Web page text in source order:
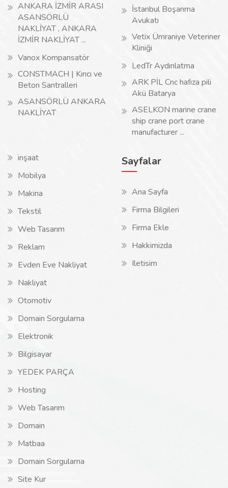
ANKARA İZMİR ARASI
ASANSÖRLÜ
NAKLİYAT , ANKARA
İZMİR NAKLİYAT ...
Vanox Kompansatör
CONSTMACH | Kırıcı ve
Beton Santralleri
ASANSÖRLÜ ANKARA
NAKLİYAT
İstanbul Boşanma
Avukatı
Vetix Ümraniye Veteriner
Kliniği
LedTr Aydınlatma
ARK PİL Cnc hafıza pili
Akü Batarya
ASELKON marine crane
ship crane port crane
manufacturer ...
inşaat
Mobilya
Makina
Tekstil
Web Tasarım
Reklam
Evden Eve Nakliyat
Nakliyat
Otomotiv
Domain Sorgulama
Elektronik
Bilgisayar
YEDEK PARÇA
Hosting
Web Tasarım
Domain
Matbaa
Domain Sorgulama
Site Kur
Sayfalar
Ana Sayfa
Firma Bilgileri
Firma Ekle
Hakkimizda
Iletisim